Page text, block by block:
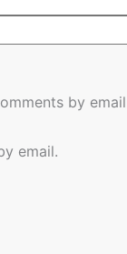
by
email.